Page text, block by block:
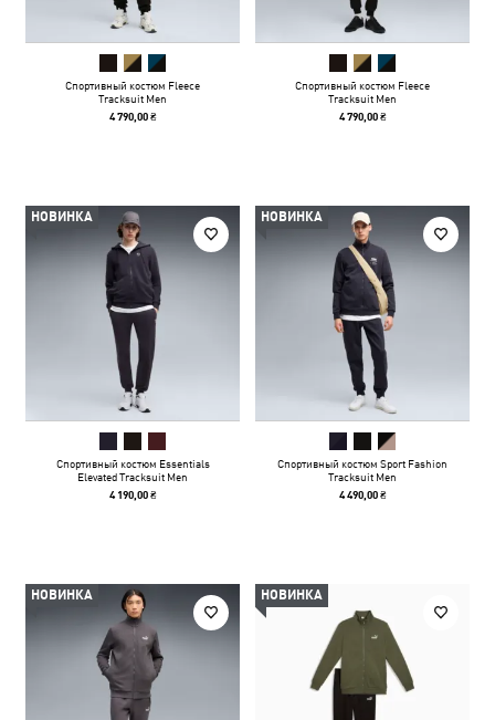
Спортивный костюм Fleece
Tracksuit Men
4 790,00 ₴
Спортивный костюм Fleece
Tracksuit Men
4 790,00 ₴
НОВИНКА
Спортивный костюм Essentials
Elevated Tracksuit Men
4 190,00 ₴
НОВИНКА
Спортивный костюм Sport Fashion
Tracksuit Men
4 490,00 ₴
НОВИНКА НОВИНКА